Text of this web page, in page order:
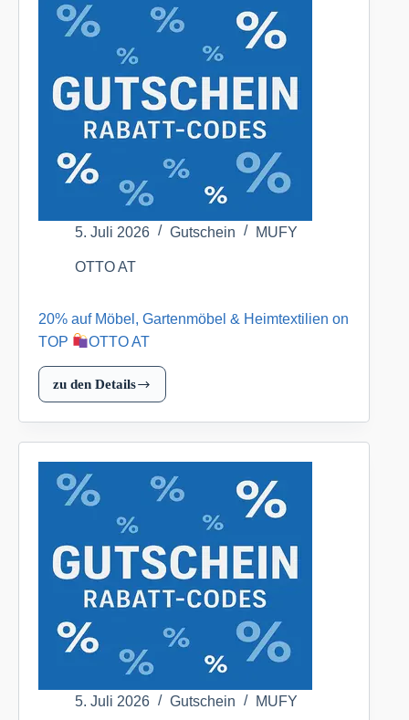
Zahlungsart
Teilzahlung
OTTO
AT
5. Juli 2026 Gutschein MUFY
OTTO AT
20% auf Möbel, Gartenmöbel & Heimtextilien on
TOP
OTTO AT
zu den Details
Gartenmöbel
Heimtextilien
TOP
OTTO
AT
5. Juli 2026 Gutschein MUFY